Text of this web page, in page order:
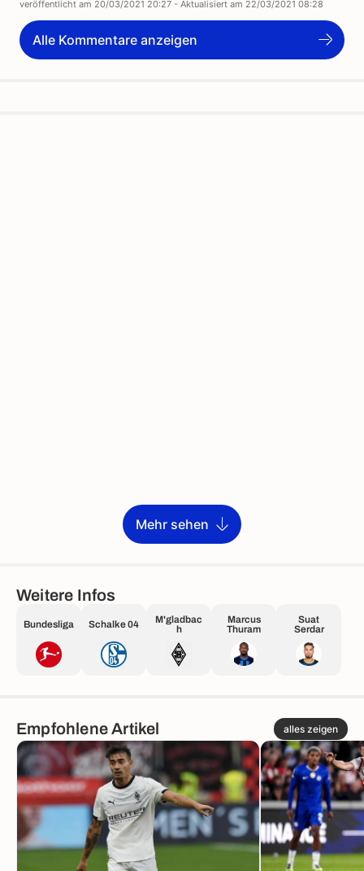
veröffentlicht am 20/03/2021 20:27 - Aktualisiert am 22/03/2021 08:28
Alle Kommentare anzeigen
Mehr sehen
Weitere Infos
Bundesliga Schalke 04
M'gladbac
h
Marcus
Thuram
Suat
Serdar
Empfohlene Artikel alles zeigen